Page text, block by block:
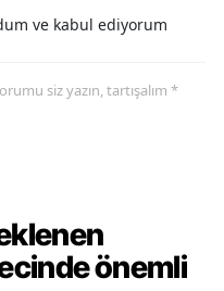
ve kabul ediyorum
siz yazın, tartışalım *
önemli